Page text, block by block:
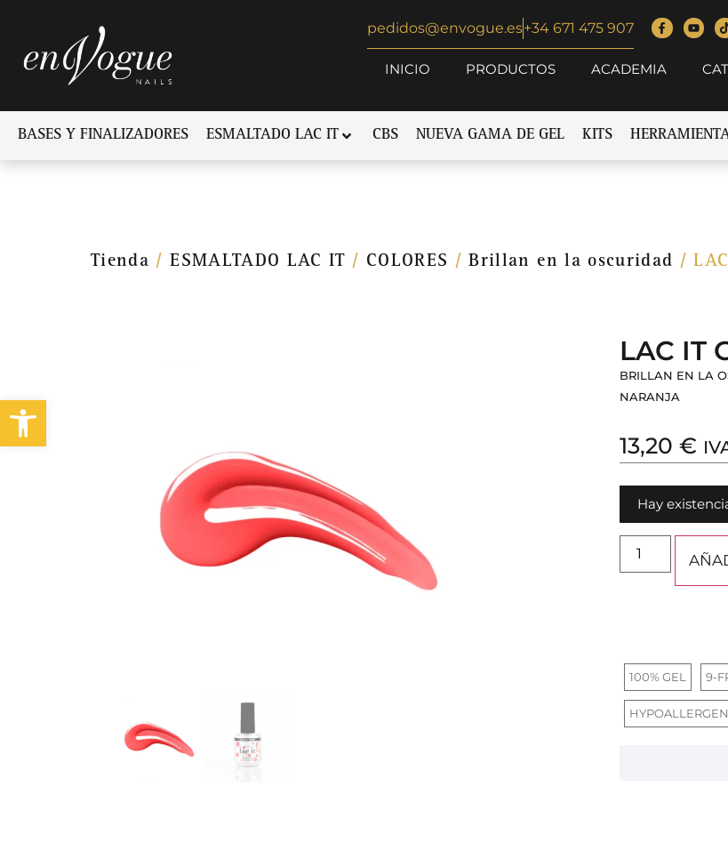
Abrir barra de herramientas
pedidos@envogue.es+34 671 475 907
INICIO PRODUCTOS ACADEMIA
BASES Y FINALIZADORES ESMALTADO LAC IT CBS NUEVA GAMA DE GEL KITS
Tienda /ESMALTADO LAC IT / COLORES /Brillan en la oscuridad /
LAC IT
BRILLAN EN LA
NARANJA
13,20 €
Hay
100% GEL 9-